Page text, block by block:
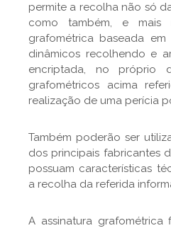
permite a recolha não só
como também, e mais
grafométrica baseada
dinâmicos recolhendo e
encriptada, no próprio
grafométricos acima
realização de uma perícia
Também poderão ser
dos principais fabricantes
possuam características
a recolha da referida
A assinatura grafométrica